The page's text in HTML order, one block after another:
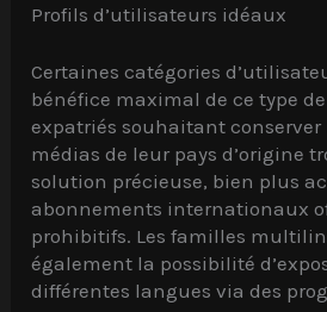
Profils d’utilisateurs idéaux
Certaines catégories
bénéfice maximal de ce type de
expatriés souhaitant conserver
médias de leur pays d’origine
solution précieuse, bien plus
abonnements internationaux
prohibitifs. Les familles
également la possibilité
différentes langues via des